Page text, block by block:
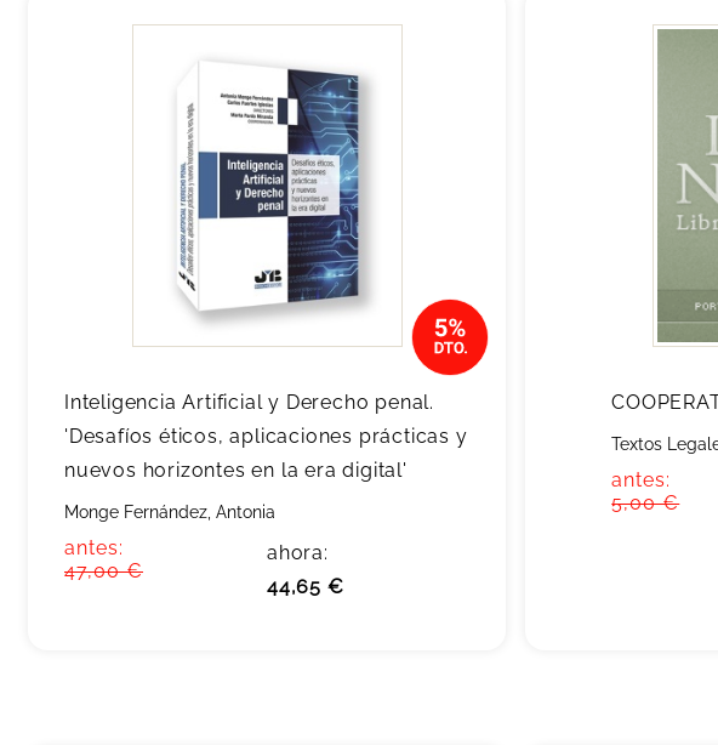
Inteligencia Artificial y Derecho penal.
'Desafíos éticos, aplicaciones prácticas y
nuevos horizontes en la era digital'
Monge Fernández, Antonia
antes:
47,00 €
ahora:
44,65 €
Textos
antes:
5,00 €